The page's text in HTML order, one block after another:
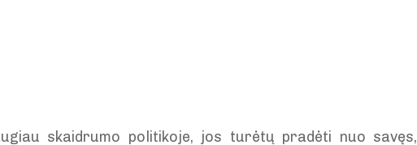
skaidrumo politikoje, jos turėtų pradėti nuo savęs,